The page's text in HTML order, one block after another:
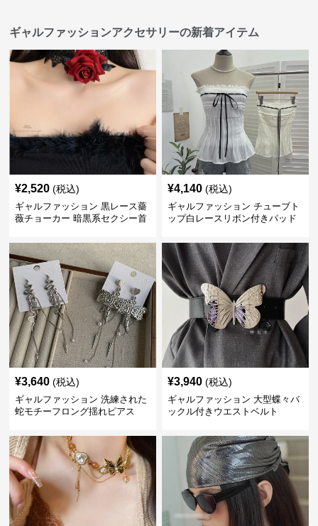
ギャルファッションアクセサリーの新着アイテム
¥2,520 (税込)
ギャルファッション 黒レース薔
薇チョーカー 暗黒系セクシー首
¥4,140 (税込)
ギャルファッション チューブト
ップ白レースリボン付きパッド
¥3,640 (税込)
ギャルファッション 洗練された
蛇モチーフロング揺れピアス
¥3,940 (税込)
ギャルファッション 大型蝶々バ
ックル付きウエストベルト